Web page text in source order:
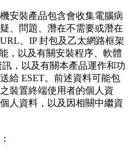
安裝產品包含會收集電腦病
、問題、潛在不需要或潛在
、IP 封包及乙太網路框架
，以及有關安裝程序、軟體
，以及有關本產品運作和功
給 ESET。前述資料可能包
裝置終端使用者的個人資
人資料，以及因相關中繼資